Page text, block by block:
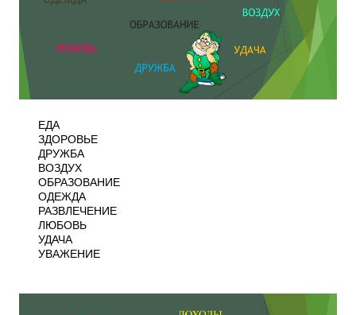
ЕДА
ЗДОРОВЬЕ
ДРУЖБА
ВОЗДУХ
ОБРАЗОВАНИЕ
ОДЕЖДА
РАЗВЛЕЧЕНИЕ
ЛЮБОВЬ
УДАЧА
УВАЖЕНИЕ